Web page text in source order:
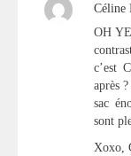
Céline
OH
c’est
après
sac
sont
Xoxo,